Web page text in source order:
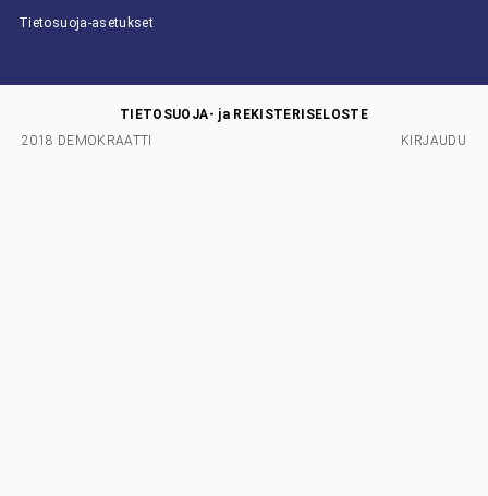
Tietosuoja-asetukset
2018 DEMOKRAATTI
TIETOSUOJA- ja REKISTERISELOSTE
KIRJAUDU